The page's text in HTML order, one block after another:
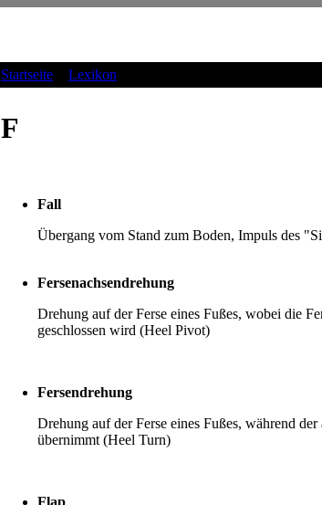
Startseite Lexikon
F
Fall
Übergang vom Stand zum Boden, Impuls des
Fersenachsendrehung
Drehung auf der Ferse eines Fußes, wobei die
geschlossen wird (Heel Pivot)
Fersendrehung
Drehung auf der Ferse eines Fußes, während
übernimmt (Heel Turn)
Flap